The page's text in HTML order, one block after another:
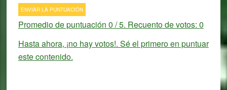
ENVIAR LA PUNTUACIÓN
Promedio de puntuación 0 / 5. Recuento de votos: 0
Hasta ahora, ¡no hay votos!. Sé el primero en puntuar
este contenido.